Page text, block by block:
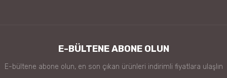
E-BÜLTENE ABONE OLUN
E-bültene abone olun, en son çıkan ürünleri indirimli fiyatlara ulaşlın